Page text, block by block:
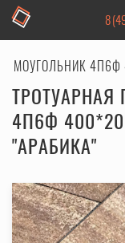
8
4П6Ф
"АРАБИКА"